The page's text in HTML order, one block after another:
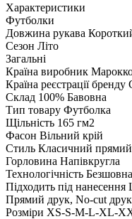
Характеристики
Футболки
Довжина рукава
Сезон Літо
Загальні
Країна виробник
Країна реєстрації бренду
Склад 100% Бавовна
Тип товару Футболка
Щільність 165 гм2
Фасон Вільний крій
Стиль Класичний прямий
Горловина Напівкругла
Технологічність
Підходить під нанесення
Прямий друк, No-cut друк
Розміри XS-S-M-L-XL-